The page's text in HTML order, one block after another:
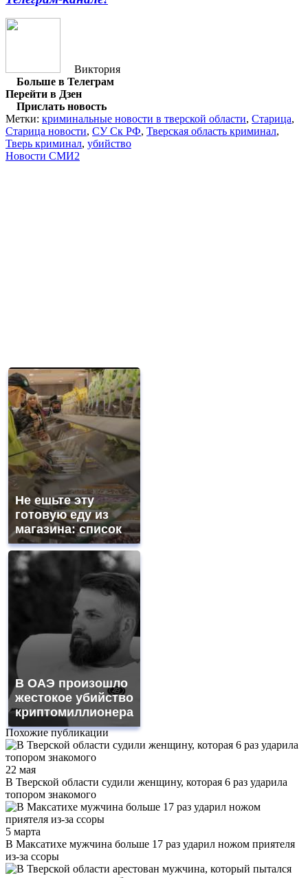
Виктория
Больше в Телеграм
Перейти в Дзен
Прислать новость
Метки: криминальные новости в тверской области, Старица,
Старица новости, СУ Ск РФ, Тверская область криминал,
Тверь криминал, убийство
Новости СМИ2
Не ешьте эту
готовую еду из
магазина: список
В ОАЭ произошло
жестокое убийство
криптомиллионера
Похожие публикации
22 мая
В Тверской области судили женщину, которая 6 раз ударила
топором знакомого
5 марта
В Максатихе мужчина больше 17 раз ударил ножом приятеля
из-за ссоры